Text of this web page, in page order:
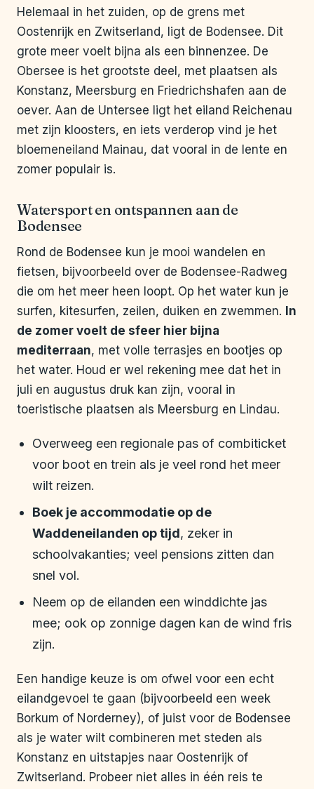
Helemaal in het zuiden, op de grens met
Oostenrijk en Zwitserland, ligt de Bodensee. Dit
grote meer voelt bijna als een binnenzee. De
Obersee is het grootste deel, met plaatsen als
Konstanz, Meersburg en Friedrichshafen aan de
oever. Aan de Untersee ligt het eiland Reichenau
met zijn kloosters, en iets verderop vind je het
bloemeneiland Mainau, dat vooral in de lente en
zomer populair is.
Watersport en ontspannen aan de
Bodensee
Rond de Bodensee kun je mooi wandelen en
fietsen, bijvoorbeeld over de Bodensee-Radweg
die om het meer heen loopt. Op het water kun je
surfen, kitesurfen, zeilen, duiken en zwemmen. In
de zomer voelt de sfeer hier bijna
mediterraan, met volle terrasjes en bootjes op
het water. Houd er wel rekening mee dat het in
juli en augustus druk kan zijn, vooral in
toeristische plaatsen als Meersburg en Lindau.
Overweeg een regionale pas of combiticket
voor boot en trein als je veel rond het meer
wilt reizen.
Boek je accommodatie op de
Waddeneilanden op tijd, zeker in
schoolvakanties; veel pensions zitten dan
snel vol.
Neem op de eilanden een winddichte jas
mee; ook op zonnige dagen kan de wind fris
zijn.
Een handige keuze is om ofwel voor een echt
eilandgevoel te gaan (bijvoorbeeld een week
Borkum of Norderney), of juist voor de Bodensee
als je water wilt combineren met steden als
Konstanz en uitstapjes naar Oostenrijk of
Zwitserland. Probeer niet alles in één reis te